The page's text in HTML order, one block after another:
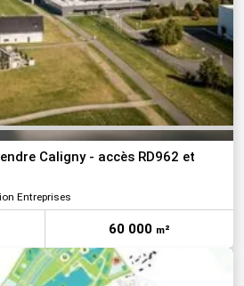
Caligny - accès RD962 et
Entreprises
60 000 m²